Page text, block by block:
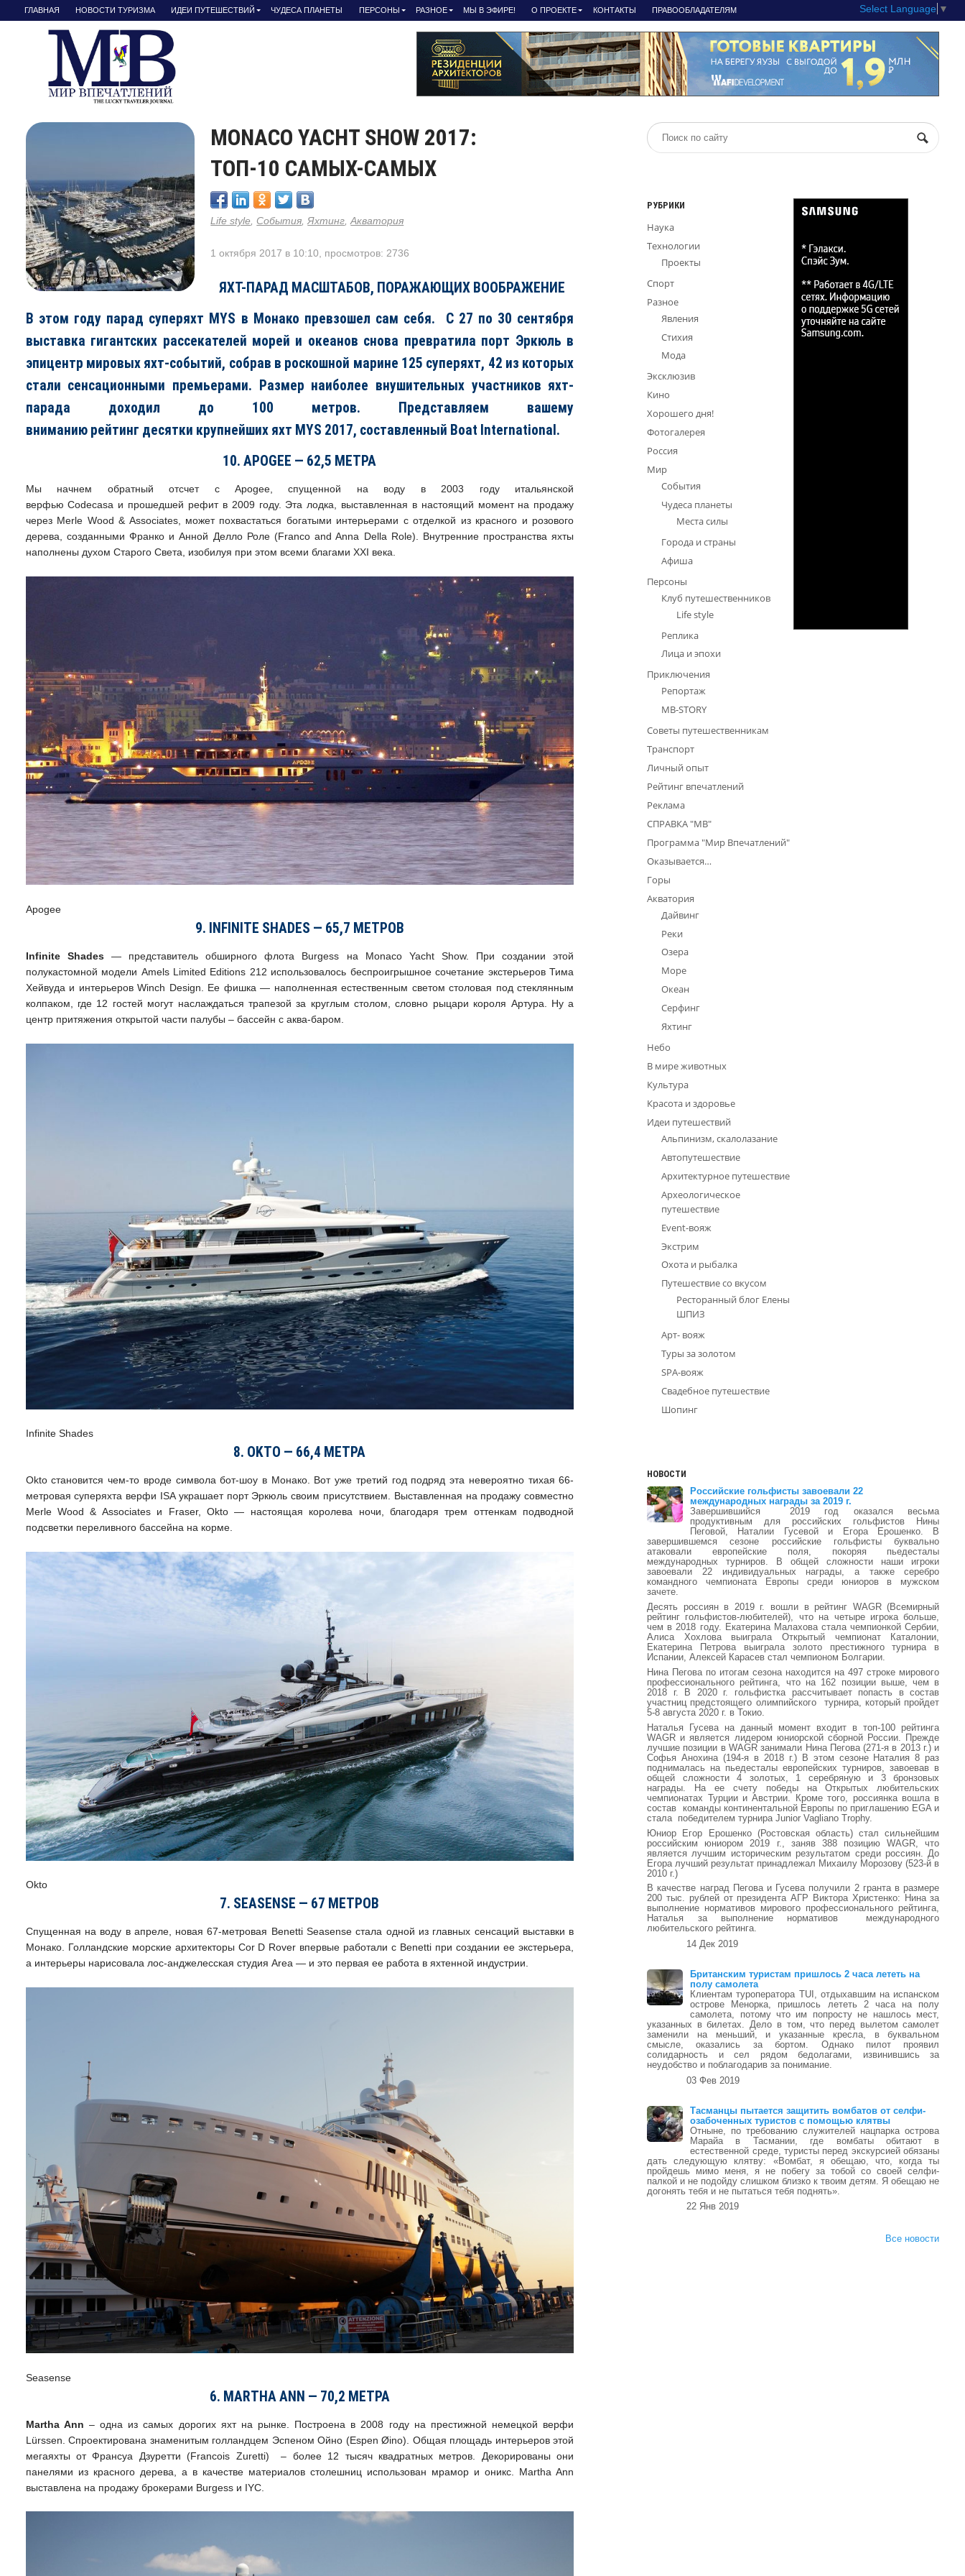
ГЛАВНАЯ НОВОСТИ ТУРИЗМА ИДЕИ ПУТЕШЕСТВИЙ ЧУДЕСА ПЛАНЕТЫ ПЕРСОНЫ РАЗНОЕ МЫ В ЭФИРЕ! О ПРОЕКТЕ КОНТАКТЫ ПРАВООБЛАДАТЕЛЯМ Select Language ▼
MONACO YACHT SHOW 2017:
ТОП-10 САМЫХ-САМЫХ
Life style События ,Яхтинг ,Акватория
1 октября 2017 в 10:10, просмотров: 2736
ЯХТ-ПАРАД МАСШТАБОВ, ПОРАЖАЮЩИХ ВООБРАЖЕНИЕ
В этом году парад суперяхт MYS в Монако превзошел сам себя. C 27 по 30 cентября
выставка гигантских рассекателей морей и океанов снова превратила порт Эркюль в
эпицентр мировых яхт-событий, собрав в роскошной марине 125 суперяхт, 42 из которых
стали сенсационными премьерами. Размер наиболее внушительных участников яхт-
парада доходил до 100 метров. Представляем вашему
вниманию рейтинг десятки крупнейших яхт MYS 2017, составленный Boat International .
10. APOGEE — 62,5 МЕТРА
Мы начнем обратный отсчет с Apogee, спущенной на воду в 2003 году итальянской
верфью Codecasa и прошедшей рефит в 2009 году. Эта лодка, выставленная в настоящий момент на продажу
через Merle Wood & Associates, может похвастаться богатыми интерьерами с отделкой из красного и розового
дерева, созданными Франко и Анной Делло Роле (Franco and Anna Della Role). Внутренние пространства яхты
наполнены духом Старого Света, изобилуя при этом всеми благами XXI века.
Apogee
9. INFINITE SHADES — 65,7 МЕТРОВ
Infinite Shades— представитель обширного флота Burgess на Monaco Yacht Show. При создании этой
полукастомной модели Amels Limited Editions 212 использовалось беспроигрышное сочетание экстерьеров Тима
Хейвуда и интерьеров Winch Design. Ее фишка — наполненная естественным светом столовая под стеклянным
колпаком, где 12 гостей могут наслаждаться трапезой за круглым столом, словно рыцари короля Артура. Ну а
центр притяжения открытой части палубы – бассейн с аква-баром.
Infinite Shades
8. OKTO — 66,4 МЕТРА
Okto становится чем-то вроде символа бот-шоу в Монако. Вот уже третий год подряд эта невероятно тихая 66-
метровая суперяхта верфи ISA украшает порт Эркюль своим присутствием. Выставленная на продажу совместно
Merle Wood & Associates и Fraser, Okto — настоящая королева ночи, благодаря трем оттенкам подводной
подсветки переливного бассейна на корме.
Okto
7. SEASENSE — 67 МЕТРОВ
Спущенная на воду в апреле, новая 67-метровая Benetti Seasense стала одной из главных сенсаций выставки в
Монако. Голландские морские архитекторы Cor D Rover впервые работали с Benetti при создании ее экстерьера,
а интерьеры нарисовала лос-анджелесская студия Area — и это первая ее работа в яхтенной индустрии.
Seasense
6. MARTHA ANN — 70,2 МЕТРА
Martha Ann – одна из самых дорогих яхт на рынке. Построена в 2008 году на престижной немецкой верфи
Lürssen. Спроектирована знаменитым голландцем Эспеном Ойно (Espen Øino). Общая площадь интерьеров этой
мегаяхты от Франсуа Дзуретти (Francois Zuretti) – более 12 тысяч квадратных метров. Декорированы они
панелями из красного дерева, а в качестве материалов столешниц использован мрамор и оникс. Martha Ann
выставлена на продажу брокерами Burgess и IYC.
РУБРИКИ
Наука
Технологии
Проекты
Спорт
Разное
Явления
Стихия
Мода
Эксклюзив
Кино
Хорошего дня!
Фотогалерея
Россия
Мир
События
Чудеса планеты
Места силы
Города и страны
Афиша
Персоны
Клуб путешественников
Life style
Реплика
Лица и эпохи
Приключения
Репортаж
МВ-STORY
Советы путешественникам
Транспорт
Личный опыт
Рейтинг впечатлений
Реклама
СПРАВКА "МВ"
Программа "Мир Впечатлений"
Оказывается…
Горы
Акватория
Дайвинг
Реки
Озера
Море
Океан
Серфинг
Яхтинг
Небо
В мире животных
Культура
Красота и здоровье
Идеи путешествий
Альпинизм, скалолазание
Автопутешествие
Архитектурное путешествие
Археологическое
путешествие
Event-вояж
Экстрим
Охота и рыбалка
Путешествие со вкусом
Ресторанный блог Елены
ШПИЗ
Арт- вояж
Туры за золотом
SPA-вояж
Свадебное путешествие
Шопинг
НОВОСТИ
Российские гольфисты завоевали 22
международных награды за 2019 г.
Завершившийся 2019 год оказался весьма
продуктивным для российских гольфистов Нины
Пеговой, Наталии Гусевой и Егора Ерошенко. В
завершившемся сезоне российские гольфисты буквально
атаковали европейские поля, покоряя пьедесталы
международных турниров. В общей сложности наши игроки
завоевали 22 индивидуальных награды, а также серебро
командного чемпионата Европы среди юниоров в мужском
зачете.
Десять россиян в 2019 г. вошли в рейтинг WAGR (Всемирный
рейтинг гольфистов-любителей), что на четыре игрока больше,
чем в 2018 году. Екатерина Малахова стала чемпионкой Сербии,
Алиса Хохлова выиграла Открытый чемпионат Каталонии,
Екатерина Петрова выиграла золото престижного турнира в
Испании, Алексей Карасев стал чемпионом Болгарии.
Нина Пегова по итогам сезона находится на 497 строке мирового
профессионального рейтинга, что на 162 позиции выше, чем в
2018 г. В 2020 г. гольфистка рассчитывает попасть в состав
участниц предстоящего олимпийского турнира, который пройдет
5-8 августа 2020 г. в Токио.
Наталья Гусева на данный момент входит в топ-100 рейтинга
WAGR и является лидером юниорской сборной России. Прежде
лучшие позиции в WAGR занимали Нина Пегова (271-я в 2013 г.) и
Софья Анохина (194-я в 2018 г.) В этом сезоне Наталия 8 раз
поднималась на пьедесталы европейских турниров, завоевав в
общей сложности 4 золотых, 1 серебряную и 3 бронзовых
награды. На ее счету победы на Открытых любительских
чемпионатах Турции и Австрии. Кроме того, россиянка вошла в
состав команды континентальной Европы по приглашению EGA и
стала победителем турнира Junior Vagliano Trophy.
Юниор Егор Ерошенко (Ростовская область) стал сильнейшим
российским юниором 2019 г., заняв 388 позицию WAGR, что
является лучшим историческим результатом среди россиян. До
Егора лучший результат принадлежал Михаилу Морозову (523-й в
2010 г.)
В качестве наград Пегова и Гусева получили 2 гранта в размере
200 тыс. рублей от президента АГР Виктора Христенко: Нина за
выполнение нормативов мирового профессионального рейтинга,
Наталья за выполнение нормативов международного
любительского рейтинга.
14 Дек 2019
Британским туристам пришлось 2 часа лететь на
полу самолета
Клиентам туроператора TUI, отдыхавшим на испанском
острове Менорка, пришлось лететь 2 часа на полу
самолета, потому что им попросту не нашлось мест,
указанных в билетах. Дело в том, что перед вылетом самолет
заменили на меньший, и указанные кресла, в буквальном
смысле, оказались за бортом. Однако пилот проявил
солидарность и сел рядом бедолагами, извинившись за
неудобство и поблагодарив за понимание.
03 Фев 2019
Тасманцы пытается защитить вомбатов от селфи-
озабоченных туристов с помощью клятвы
Отныне, по требованию служителей нацпарка острова
Марайа в Тасмании, где вомбаты обитают в
естественной среде, туристы перед экскурсией обязаны
дать следующую клятву: «Вомбат, я обещаю, что, когда ты
пройдешь мимо меня, я не побегу за тобой со своей селфи-
палкой и не подойду слишком близко к твоим детям. Я обещаю не
догонять тебя и не пытаться тебя поднять».
22 Янв 2019
Все новости